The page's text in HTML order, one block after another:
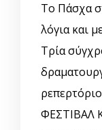
Το Πάσχα
λόγια και
Τρία
ρεπερτόριο
ΦΕΣΤΙΒΑΛ